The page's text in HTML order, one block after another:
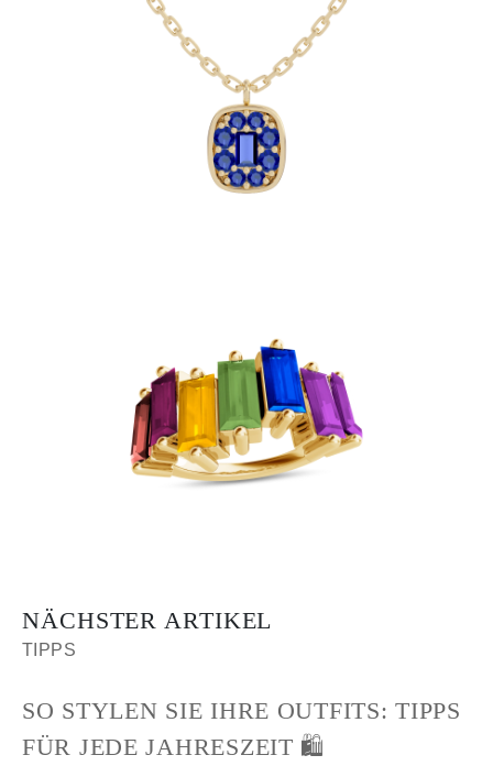
NÄCHSTER ARTIKEL
TIPPS
SO STYLEN SIE IHRE OUTFITS: TIPPS
FÜR JEDE JAHRESZEIT 🛍️